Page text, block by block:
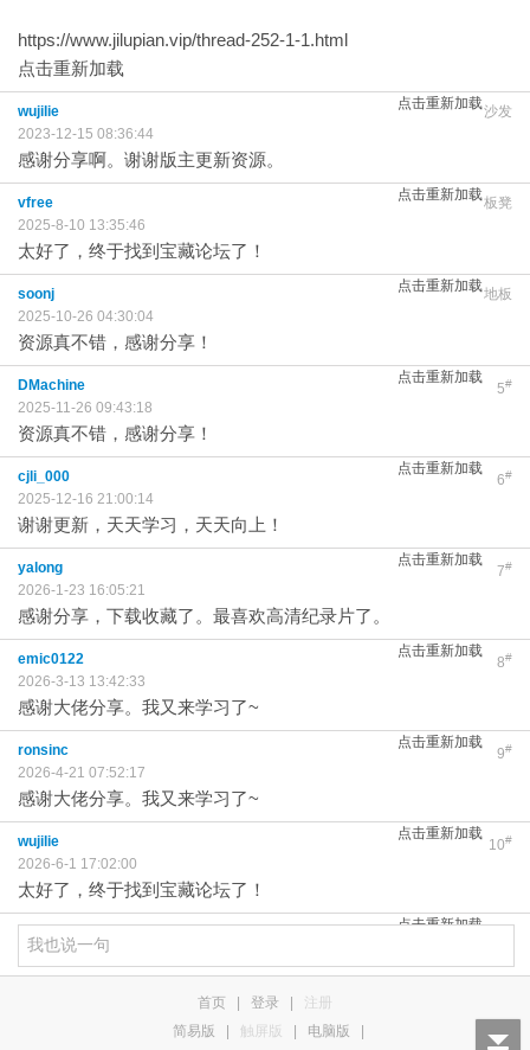
https://www.jilupian.vip/thread-252-1-1.html
点击重新加载
点击重新加载沙发
wujilie
2023-12-15 08:36:44
感谢分享啊。谢谢版主更新资源。
点击重新加载板凳
vfree
2025-8-10 13:35:46
太好了，终于找到宝藏论坛了！
点击重新加载地板
soonj
2025-10-26 04:30:04
资源真不错，感谢分享！
点击重新加载
5#
DMachine
2025-11-26 09:43:18
资源真不错，感谢分享！
点击重新加载
6#
cjli_000
2025-12-16 21:00:14
谢谢更新，天天学习，天天向上！
点击重新加载
7#
yalong
2026-1-23 16:05:21
感谢分享，下载收藏了。最喜欢高清纪录片了。
点击重新加载
8#
emic0122
2026-3-13 13:42:33
感谢大佬分享。我又来学习了~
点击重新加载
9#
ronsinc
2026-4-21 07:52:17
感谢大佬分享。我又来学习了~
点击重新加载
10#
wujilie
2026-6-1 17:02:00
太好了，终于找到宝藏论坛了！
点击重新加载
首页 登录
注册
简易版
触屏版 电脑版